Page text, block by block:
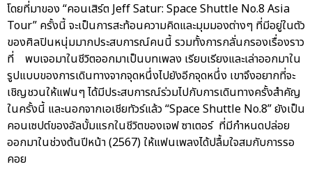
โดยที่มาของ “คอนเสิร์ต Jeff Satur: Space Shuttle No.8 Asia
Tour” ครั้งนี้ จะเป็นการสะท้อนความคิดและมุมมองต่างๆ ที่มีอยู่ในตัว
ของศิลปินหนุ่มมากประสบการณ์คนนี้ รวมทั้งการกลั่นกรองเรื่องราว
ที่ พบเจอมาในชีวิตออกมาเป็นบทเพลง เรียบเรียงและเล่าออกมาใน
รูปแบบของการเดินทางจากจุดหนึ่งไปยังอีกจุดหนึ่ง เขาจึงอยากที่จะ
เชิญชวนให้แฟนๆ ได้มีประสบการณ์ร่วมไปกับการเดินทางครั้งสำคัญ
ในครั้งนี้ และนอกจากเอเชียทัวร์แล้ว “Space Shuttle No.8” ยังเป็น
คอนเซปต์ของอัลบั้มแรกในชีวิตของเจฟ ซาเตอร์ ที่มีกำหนดปล่อย
ออกมาในช่วงต้นปีหน้า (2567) ให้แฟนเพลงได้ปลื้มใจสมกับการรอ
คอย